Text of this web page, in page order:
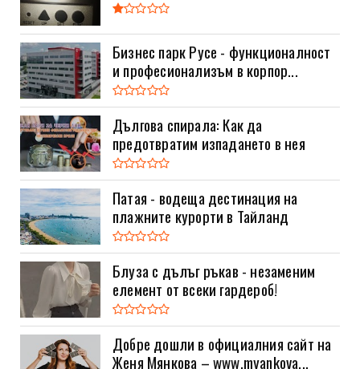
Бизнес парк Русе - функционалност
и професионализъм в корпор...
Дългова спирала: Как да
предотвратим изпадането в нея
Патая - водеща дестинация на
плажните курорти в Тайланд
Блуза с дълъг ръкав - незаменим
елемент от всеки гардероб!
Добре дошли в официалния сайт на
Женя Мянкова – www.myankova...